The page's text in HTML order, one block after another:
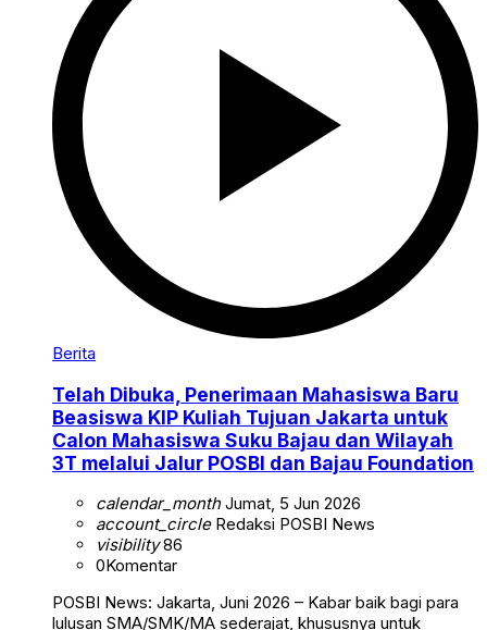
Berita
Telah Dibuka, Penerimaan Mahasiswa Baru
Beasiswa KIP Kuliah Tujuan Jakarta untuk
Calon Mahasiswa Suku Bajau dan Wilayah
3T melalui Jalur POSBI dan Bajau Foundation
calendar_monthJumat, 5 Jun 2026
account_circleRedaksi POSBI News
visibility86
0Komentar
POSBI News: Jakarta, Juni 2026 – Kabar baik bagi para
lulusan SMA/SMK/MA sederajat, khususnya untuk